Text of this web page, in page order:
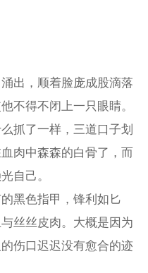
出，顺着脸庞成股滴落
不得不闭上一只眼睛。
抓了一样，三道口子划
肉中森森的白骨了，而
自己。
黑色指甲，锋利如匕
丝丝皮肉。大概是因为
伤口迟迟没有愈合的迹